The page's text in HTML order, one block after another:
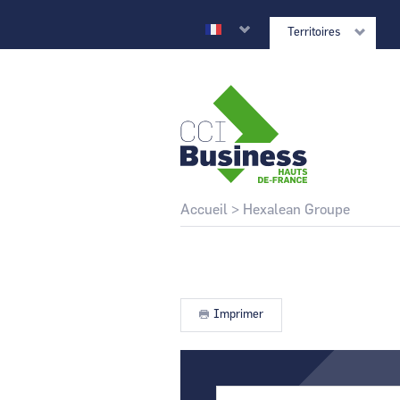
Territoires
CCI Business
Fil
d'Ariane
Accueil Hexalean Groupe
Imprimer